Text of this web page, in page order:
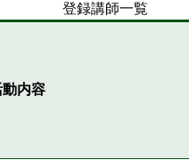
登録講師一覧
動内容